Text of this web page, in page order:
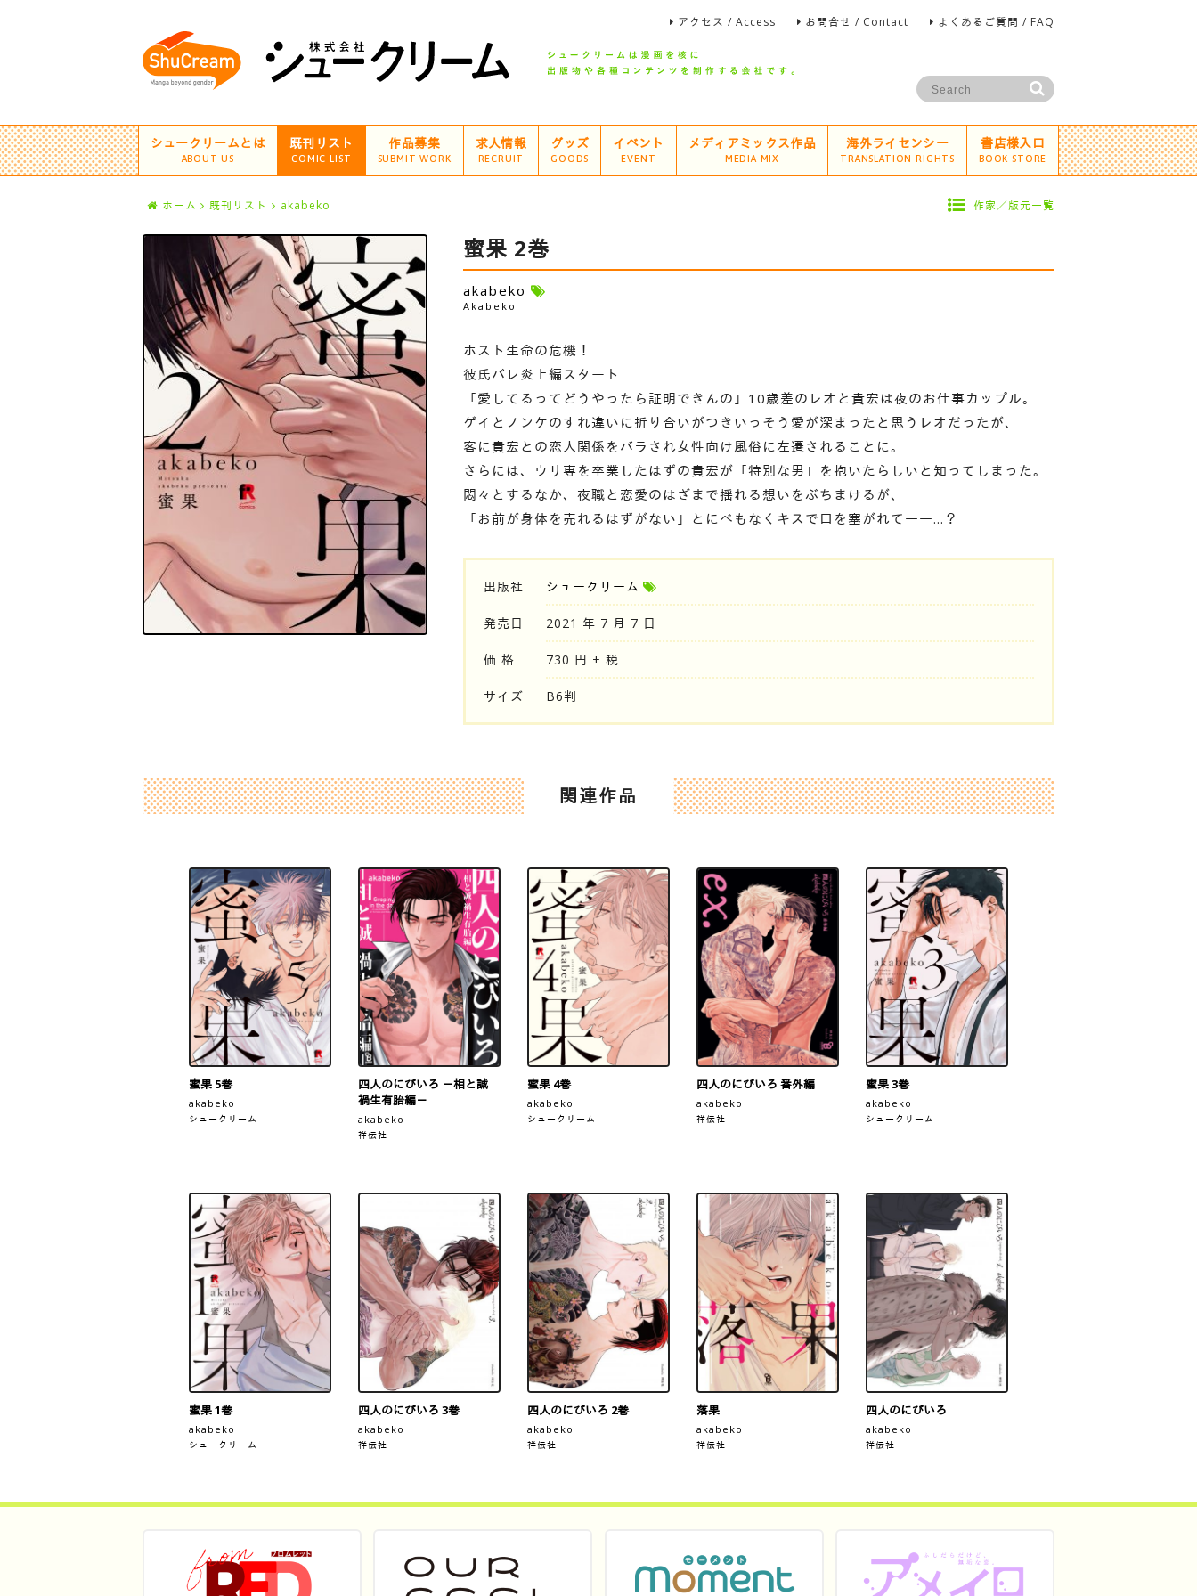
アクセス / Access お問合せ / Contact よくあるご質問 / FAQ
シュークリームとは
ABOUT US
既刊リスト
COMIC LIST
作品募集
SUBMIT WORK
求人情報
RECRUIT
グッズ
GOODS
イベント
EVENT
メディアミックス作品
MEDIA MIX
海外ライセンシー
TRANSLATION RIGHTS
書店様入口
BOOK STORE
ホーム 既刊リスト akabeko 作家／版元一覧
蜜果 2巻
akabeko
Akabeko
ホスト生命の危機！
彼氏バレ炎上編スタート
「愛してるってどうやったら証明できんの」10歳差のレオと貴宏は夜のお仕事カップル。
ゲイとノンケのすれ違いに折り合いがつきいっそう愛が深まったと思うレオだったが、
客に貴宏との恋人関係をバラされ女性向け風俗に左遷されることに。
さらには、ウリ専を卒業したはずの貴宏が「特別な男」を抱いたらしいと知ってしまった。
悶々とするなか、夜職と恋愛のはざまで揺れる想いをぶちまけるが、
「お前が身体を売れるはずがない」とにべもなくキスで口を塞がれて――…？
出版社 シュークリーム
発売日 2021 年 7 月 7 日
価 格 730 円 + 税
サイズ B6判
関連作品
蜜果 5巻
akabeko
シュークリーム
四人のにびいろ －相と誠
禍生有胎編－
akabeko
祥伝社
蜜果 4巻
akabeko
シュークリーム
四人のにびいろ 番外編
akabeko
祥伝社
蜜果 3巻
akabeko
シュークリーム
蜜果 1巻
akabeko
シュークリーム
四人のにびいろ 3巻
akabeko
祥伝社
四人のにびいろ 2巻
akabeko
祥伝社
落果
akabeko
祥伝社
四人のにびいろ
akabeko
祥伝社